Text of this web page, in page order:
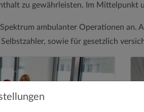
zu gewährleisten. Im
ambulanter Operationen
sowie für gesetzlich